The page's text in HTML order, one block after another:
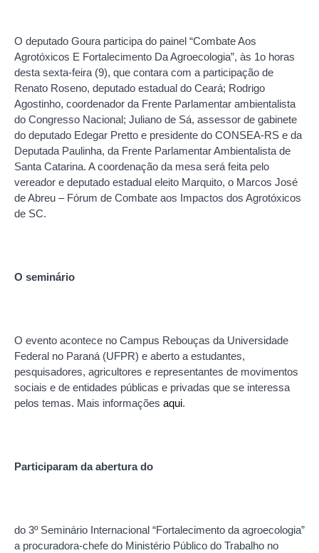
O deputado Goura participa do painel “Combate Aos
Agrotóxicos E Fortalecimento Da Agroecologia”, às 1o horas
desta sexta-feira (9), que contara com a participação de
Renato Roseno, deputado estadual do Ceará; Rodrigo
Agostinho, coordenador da Frente Parlamentar ambientalista
do Congresso Nacional; Juliano de Sá, assessor de gabinete
do deputado Edegar Pretto e presidente do CONSEA-RS e da
Deputada Paulinha, da Frente Parlamentar Ambientalista de
Santa Catarina. A coordenação da mesa será feita pelo
vereador e deputado estadual eleito Marquito, o Marcos José
de Abreu – Fórum de Combate aos Impactos dos Agrotóxicos
de SC.
O seminário
O evento acontece no Campus Rebouças da Universidade
Federal no Paraná (UFPR) e aberto a estudantes,
pesquisadores, agricultores e representantes de movimentos
sociais e de entidades públicas e privadas que se interessa
pelos temas. Mais informações aqui.
Participaram da abertura do
do 3º Seminário Internacional “Fortalecimento da agroecologia”
a procuradora-chefe do Ministério Público do Trabalho no